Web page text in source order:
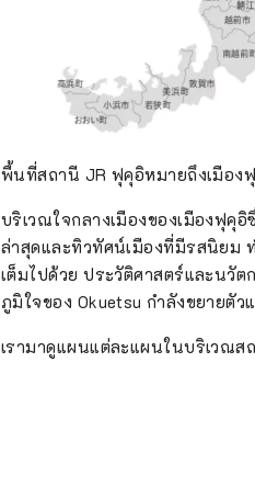
พื้นที่สถานี JR ฟุคุอิหมายถึงเมืองฟุ
บริเวณใจกลางเมืองของเมืองฟุคุ
ล่าสุดและทิวทัศน์เมืองที่มีรสนิยม
เต็มไปด้วย ประวัติศาสตร์และนวั
ภูมิใจของ Okuetsu กำลังขยายตัว
เรามาดูแผนแต่ละแผนในบริเวณ